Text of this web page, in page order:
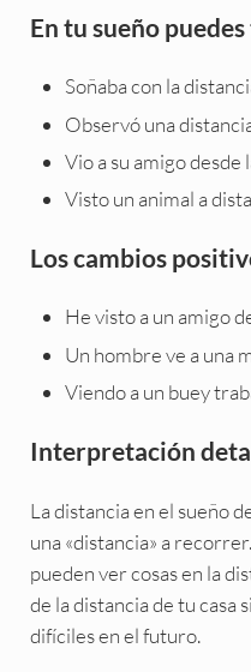
En tu sueño
Soñaba con la
Observó una
Vio a su amigo desde
Visto un animal a
Los cambios
He visto a un amigo
Un hombre ve a una
Viendo a un buey
Interpretación
La distancia en el sueño
una «distancia» a
pueden ver cosas en la
de la distancia de tu casa
difíciles en el futuro.